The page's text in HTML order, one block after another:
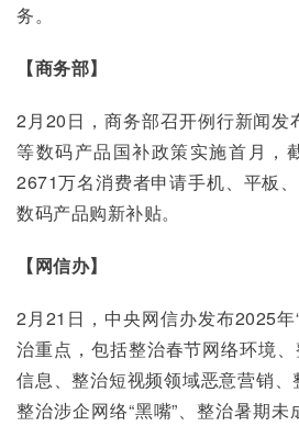
务。
【商务部】
2月20日，商务部召开例行新闻发
等数码产品国补政策实施首月，
2671万名消费者申请手机、平板
数码产品购新补贴。
【网信办】
2月21日，中央网信办发布2025年
治重点，包括整治春节网络环境
信息、整治短视频领域恶意营销、
整治涉企网络“黑嘴”、整治暑期